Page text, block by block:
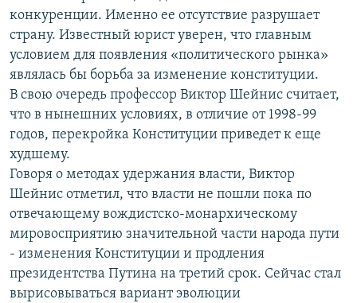
конкуренции. Именно ее отсутствие разрушает
страну. Известный юрист уверен, что главным
условием для появления «политического рынка»
являлась бы борьба за изменение конституции.
В свою очередь профессор Виктор Шейнис считает,
что в нынешних условиях, в отличие от 1998-99
годов, перекройка Конституции приведет к еще
худшему.
Говоря о методах удержания власти, Виктор
Шейнис отметил, что власти не пошли пока по
отвечающему вождистско-монархическому
мировосприятию значительной части народа пути
- изменения Конституции и продления
президентства Путина на третий срок. Сейчас стал
вырисовываться вариант эволюции